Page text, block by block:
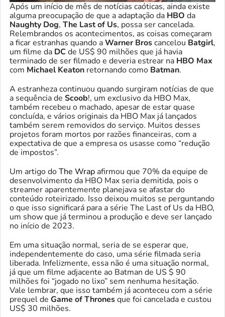
Após um início de mês de notícias caóticas, ainda existe
alguma preocupação de que a adaptação da HBO da
Naughty Dog, The Last of Us, possa ser cancelada.
Relembrandos os acontecimentos, as coisas começaram
a ficar estranhas quando aWarner Broscancelou Batgirl,
um filme da DCde US$ 90 milhões que já havia
terminado de ser filmado e deveria estrear na HBO Max
com Michael Keaton retornando como Batman.
A estranheza continuou quando surgiram notícias de que
a sequência de Scoob!, um exclusivo da HBO Max,
também recebeu o machado, apesar de estar quase
concluída, e vários originais da HBO Max já lançados
também serem removidos do serviço. Muitos desses
projetos foram mortos por razões financeiras, com a
expectativa de que a empresa os usasse como “redução
de impostos”.
Um artigo doThe Wrap afirmou que 70% da equipe de
desenvolvimento da HBO Max seria demitida, pois o
streamer aparentemente planejava se afastar do
conteúdo roteirizado. Isso deixou muitos se perguntando
o que isso significará para a série The Last of Us da HBO,
um show que já terminou a produção e deve ser lançado
no início de 2023.
Em uma situação normal, seria de se esperar que,
independentemente do caso, uma série filmada seria
liberada. Infelizmente, essa não é uma situação normal,
já que um filme adjacente ao Batman de US $ 90
milhões foi “jogado no lixo” sem nenhuma hesitação.
Vale lembrar, que isso também já aconteceu com a série
prequel de Game of Thronesque foi cancelada e custou
US$ 30 milhões.